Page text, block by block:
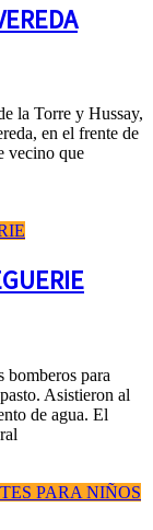
la Torre y Hussay,
en el frente de
vecino que
bomberos para
Asistieron al
de agua. El